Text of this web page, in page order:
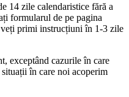
14 zile calendaristice fără a
formularul de pe pagina
primi instrucțiuni în 1-3 zile
exceptând cazurile în care
în care noi acoperim